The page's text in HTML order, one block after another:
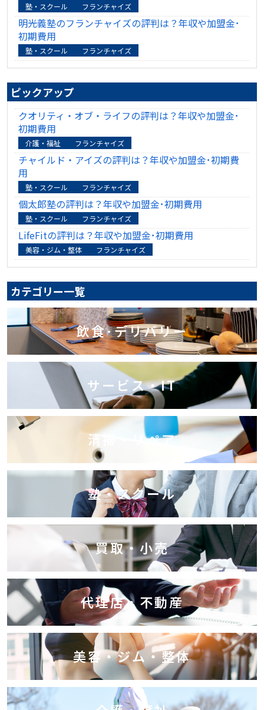
塾・スクール フランチャイズ
明光義塾のフランチャイズの評判は？年収や加盟金･
初期費用
塾・スクール フランチャイズ
ピックアップ
クオリティ・オブ・ライフの評判は？年収や加盟金･
初期費用
介護・福祉 フランチャイズ
チャイルド・アイズの評判は？年収や加盟金･初期費
用
塾・スクール フランチャイズ
個太郎塾の評判は？年収や加盟金･初期費用
塾・スクール フランチャイズ
LifeFitの評判は？年収や加盟金･初期費用
美容・ジム・整体 フランチャイズ
カテゴリー一覧
飲食･デリバリー
サービス・IT
清掃・リペア
塾・スクール
買取・小売
代理店・不動産
美容・ジム・整体